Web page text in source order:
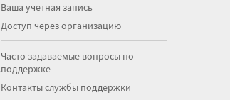
Ваша учетная запись
Доступ через организацию
Часто задаваемые вопросы по
поддержке
Контакты службы поддержки